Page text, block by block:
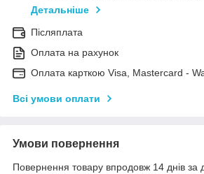
Детальніше
Післяплата
Оплата на рахунок
Оплата карткою Visa, Mastercard -
Всі умови оплати
Умови повернення
Повернення товару впродовж 14 днів за